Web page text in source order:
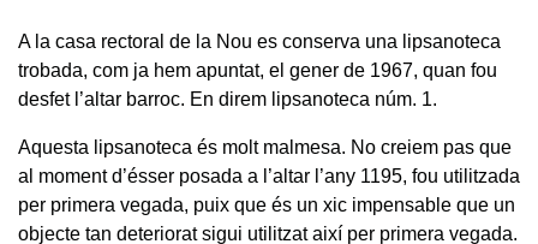
A la casa rectoral de la Nou es conserva una lipsanoteca
trobada, com ja hem apuntat, el gener de 1967, quan fou
desfet l’altar barroc. En direm lipsanoteca núm. 1.
Aquesta lipsanoteca és molt malmesa. No creiem pas que
al moment d’ésser posada a l’altar l’any 1195, fou utilitzada
per primera vegada, puix que és un xic impensable que un
objecte tan deteriorat sigui utilitzat així per primera vegada.